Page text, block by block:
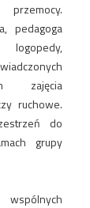
pedagoga
zajęcia
ruchowe.
do
grupy